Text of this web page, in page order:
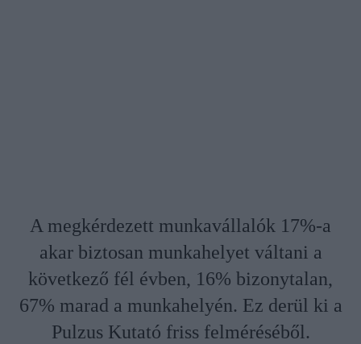
A megkérdezett munkavállalók 17%-a
akar biztosan munkahelyet váltani a
következő fél évben, 16% bizonytalan,
67% marad a munkahelyén. Ez derül ki a
Pulzus Kutató friss felméréséből.